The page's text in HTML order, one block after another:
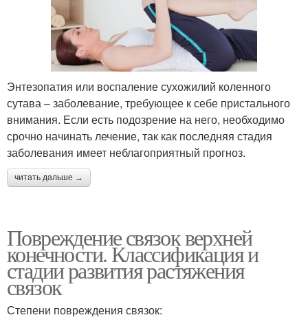
Энтезопатия или воспаление сухожилий коленного
сутава – заболевание, требующее к себе пристального
внимания. Если есть подозрение на него, необходимо
срочно начинать лечение, так как последняя стадия
заболевания имеет неблагоприятный прогноз.
читать дальше →
Повреждение связок верхней
конечности. Классификация и
стадии развития растяжения
связок
Степени повреждения связок: